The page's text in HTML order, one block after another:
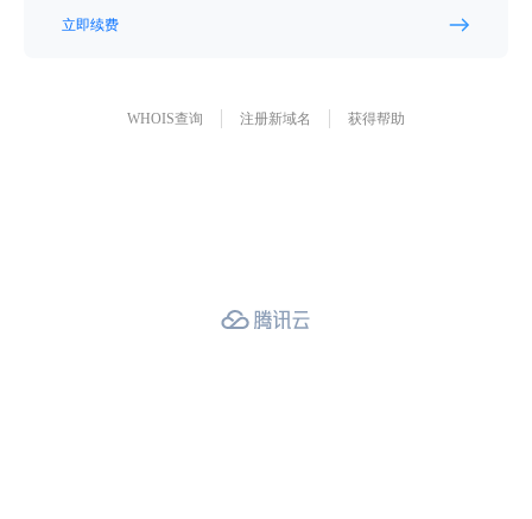
立即续费
WHOIS查询 注册新域名 获得帮助